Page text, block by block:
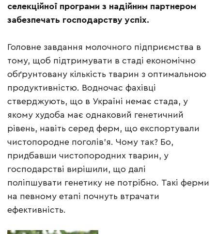
селекційної програми з надійним партнером
забезпечать господарству успіх.
Головне завдання молочного підприємства в
тому, щоб підтримувати в стаді економічно
обґрунтовану кількість тварин з оптимальною
продуктивністю. Водночас фахівці
стверджують, що в Україні немає стада, у
якому худоба має однаковий генетичний
рівень, навіть серед ферм, що експортували
чистопородне поголів’я. Чому так? Бо,
придбавши чистопородних тварин, у
господарстві вирішили, що далі
поліпшувати генетику не потрібно. Такі ферми
на певному етапі почнуть втрачати
ефективність.